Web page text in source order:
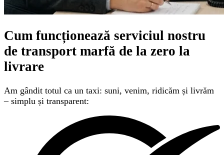
Cum funcționează serviciul nostru
de transport marfă de la zero la
livrare
Am gândit totul ca un taxi: suni, venim, ridicăm și livrăm
– simplu și transparent: